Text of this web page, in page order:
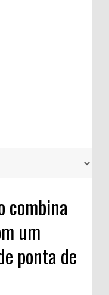
combina
um
ponta de